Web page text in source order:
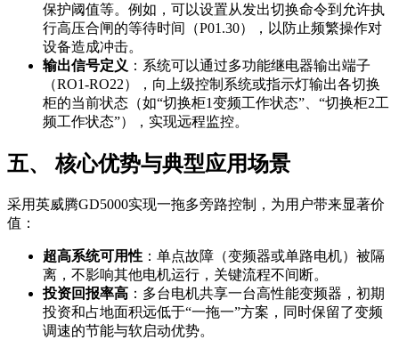
保护阈值等。例如，可以设置从发出切换命令到允许执
行高压合闸的等待时间（P01.30），以防止频繁操作对
设备造成冲击。
输出信号定义 ：系统可以通过多功能继电器输出端子
（RO1-RO22），向上级控制系统或指示灯输出各切换
柜的当前状态（如“切换柜1变频工作状态”、“切换柜2工
频工作状态”），实现远程监控。
五、 核心优势与典型应用场景
采用英威腾GD5000实现一拖多旁路控制，为用户带来显著价
值：
超高系统可用性 ：单点故障（变频器或单路电机）被隔
离，不影响其他电机运行，关键流程不间断。
投资回报率高 ：多台电机共享一台高性能变频器，初期
投资和占地面积远低于“一拖一”方案，同时保留了变频
调速的节能与软启动优势。